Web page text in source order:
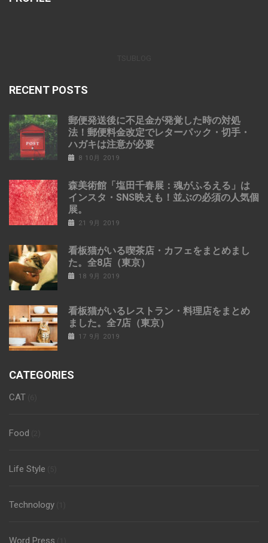
RECENT POSTS
郵便発送後に不足金が発覚した時の対処
法！郵便料金改定でレターパック・切手・
ハガキは注意が必要
8 10月 2019
森美術館「塩田千春展：魂がふるえる」は
インスタ・SNS映えも！並ぶの必須の人気個
展。
21 9月 2019
看板猫がいる喫茶店・カフェをまとめまし
た。全8店（東京）
18 9月 2019
看板猫がいるレストラン・料理店をまとめ
ました。全7店（東京）
17 9月 2019
CATEGORIES
CAT
Food
Life Style
Technology
Word Press